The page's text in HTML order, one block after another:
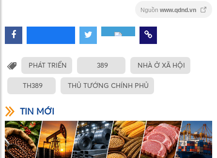
Nguồn www.qdnd.vn
PHÁT TRIỂN 389 NHÀ Ở XÃ HỘI
TH389 THỦ TƯỚNG CHÍNH PHỦ
TIN MỚI